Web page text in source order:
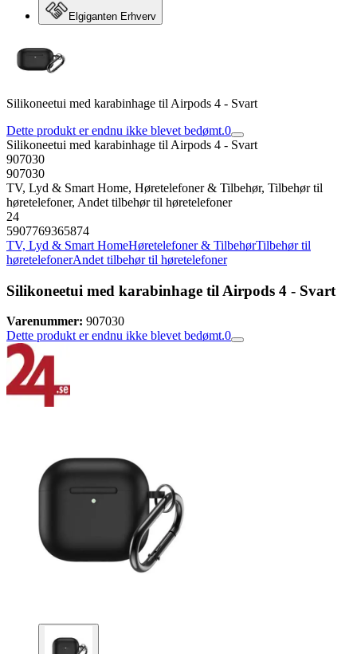
Elgiganten Erhverv
Silikoneetui med karabinhage til Airpods 4 - Svart
Dette produkt er endnu ikke blevet bedømt.0
Silikoneetui med karabinhage til Airpods 4 - Svart
907030
907030
TV, Lyd & Smart Home, Høretelefoner & Tilbehør, Tilbehør til
høretelefoner, Andet tilbehør til høretelefoner
24
5907769365874
TV, Lyd & Smart HomeHøretelefoner & TilbehørTilbehør til
høretelefonerAndet tilbehør til høretelefoner
Silikoneetui med karabinhage til Airpods 4 - Svart
Varenummer: 907030
Dette produkt er endnu ikke blevet bedømt.0